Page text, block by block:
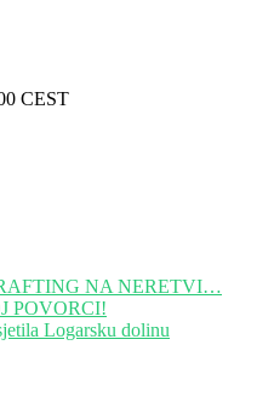
CEST
NA NERETVI…
POVORCI!
Logarsku dolinu